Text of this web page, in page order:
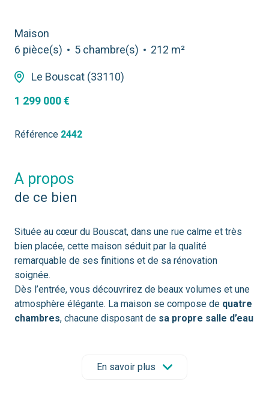
Maison
6 pièce(s)
5 chambre(s) 212 m²
Le Bouscat (33110)
1 299 000 €
Référence 2442
a propos
de ce bien
Située au cœur du Bouscat, dans une rue calme et très
bien placée, cette maison séduit par la qualité
remarquable de ses finitions et de sa rénovation
soignée.
Dès l’entrée, vous découvrirez de beaux volumes et une
atmosphère élégante. La maison se compose de quatre
chambres, chacune disposant de sa propre salle d’eau
ouvert sur l’extérieur, parfaitement pensé pour
En savoir plus